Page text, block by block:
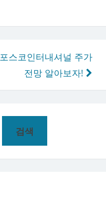
포스코인터내셔널 주가
전망 알아보자!
검색